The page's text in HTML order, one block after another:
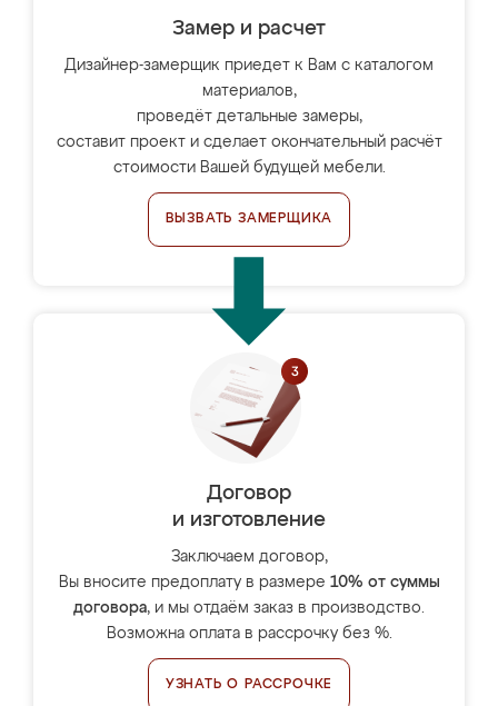
Замер и расчет
Дизайнер-замерщик приедет к Вам с каталогом
материалов,
проведёт детальные замеры,
составит проект и сделает окончательный расчёт
стоимости Вашей будущей мебели.
ВЫЗВАТЬ ЗАМЕРЩИКА
Договор
и изготовление
Заключаем договор,
Вы вносите предоплату в размере 10% от суммы
договора, и мы отдаём заказ в производство.
Возможна оплата в рассрочку без %.
УЗНАТЬ О РАССРОЧКЕ